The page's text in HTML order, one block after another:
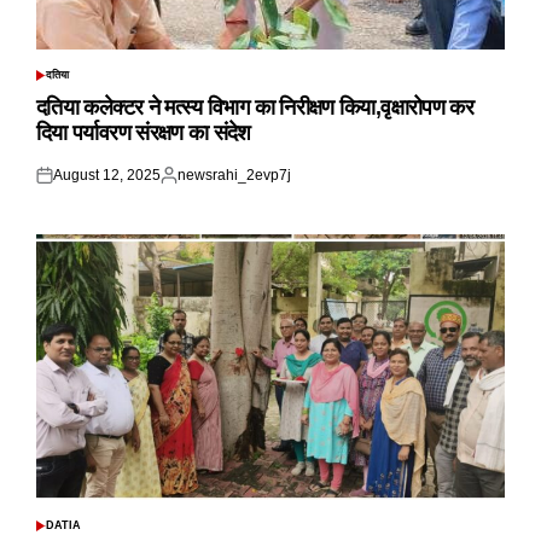
POSTED
दतिया
दतिया कलेक्टर ने मत्स्य विभाग का निरीक्षण किया,वृक्षारोपण कर
दिया पर्यावरण संरक्षण का संदेश
Posted
August 12, 2025
Posted
newsrahi_2evp7j
POSTED
DATIA